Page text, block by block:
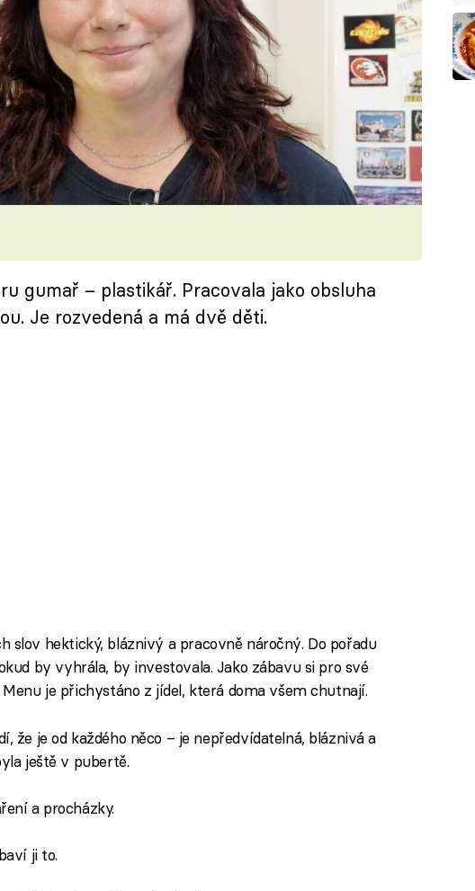
gumař – plastikář. Pracovala jako obsluha
Je rozvedená a má dvě děti.
slov hektický, bláznivý a pracovně náročný. Do pořadu
by vyhrála, by investovala. Jako zábavu si pro své
je přichystáno z jídel, která doma všem chutnají.
že je od každého něco – je nepředvídatelná, bláznivá a
ještě v pubertě.
a procházky.
ji to.